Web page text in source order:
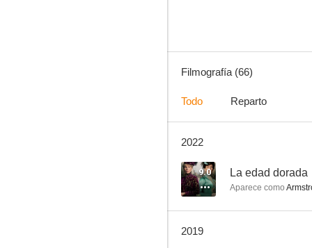
8.6
Filmografía (66)
Todo Reparto
2022
9.0 La edad dorada
Aparece como
2019